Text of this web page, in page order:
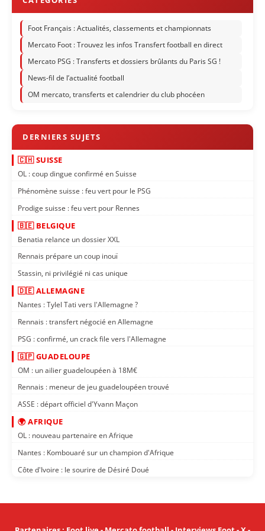
Foot Français : Actualités, classements et championnats
Mercato Foot : Trouvez les infos Transfert football en direct
Mercato PSG : Transferts et dossiers brûlants du Paris SG !
News-fil de l’actualité football
OM mercato, transferts et calendrier du club phocéen
🇨🇭 SUISSE
OL : coup dingue confirmé en Suisse
Phénomène suisse : feu vert pour le PSG
Prodige suisse : feu vert pour Rennes
🇧🇪 BELGIQUE
Benatia relance un dossier XXL
Rennais prépare un coup inouï
Stassin, ni privilégié ni cas unique
🇩🇪 ALLEMAGNE
Nantes : Tylel Tati vers l'Allemagne ?
Rennais : transfert négocié en Allemagne
PSG : confirmé, un crack file vers l'Allemagne
🇬🇵 GUADELOUPE
OM : un ailier guadeloupéen à 18M€
Rennais : meneur de jeu guadeloupéen trouvé
ASSE : départ officiel d'Yvann Maçon
🌍 AFRIQUE
OL : nouveau partenaire en Afrique
Nantes : Kombouaré sur un champion d'Afrique
Côte d'Ivoire : le sourire de Désiré Doué